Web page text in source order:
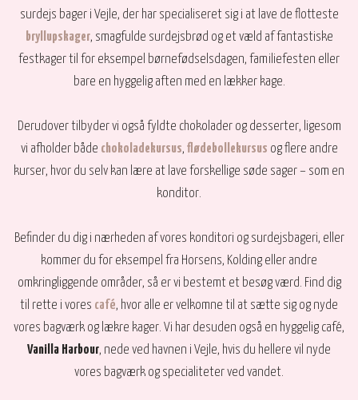
surdejs bager i Vejle, der har specialiseret sig i at lave de flotteste
bryllupskager, smagfulde surdejsbrød og et væld af fantastiske
festkager til for eksempel børnefødselsdagen, familiefesten eller
bare en hyggelig aften med en lækker kage.
Derudover tilbyder vi også fyldte chokolader og desserter, ligesom
vi afholder både chokoladekursus, flødebollekursus og flere andre
kurser, hvor du selv kan lære at lave forskellige søde sager – som en
konditor.​
Befinder du dig i nærheden af vores konditori og surdejsbageri, eller
kommer du for eksempel fra Horsens, Kolding eller andre
omkringliggende områder, så er vi bestemt et besøg værd. Find dig
til rette i vores café, hvor alle er velkomne til at sætte sig og nyde
vores bagværk og lækre kager. Vi har desuden også en hyggelig café,
Vanilla Harbour, nede ved havnen i Vejle, hvis du hellere vil nyde
vores bagværk og specialiteter ved vandet.